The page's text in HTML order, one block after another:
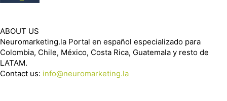
ABOUT US
Neuromarketing.la Portal en español especializado para
Colombia, Chile, México, Costa Rica, Guatemala y resto de
LATAM.
Contact us: info@neuromarketing.la